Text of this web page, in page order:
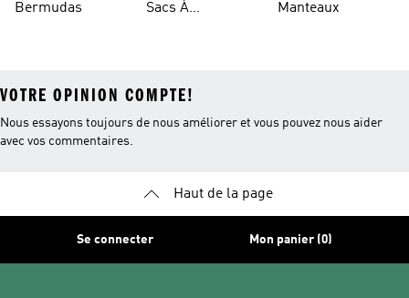
Bermudas
Sacs À
Manteaux
VOTRE OPINION COMPTE!
Nous essayons toujours de nous améliorer et vous pouvez nous aider
avec vos commentaires.
Haut de la page
Se connecter Mon panier (0)